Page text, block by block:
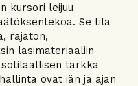
kursori leijuu
Se tila
rajaton,
lasimateriaaliin
tarkka
ovat iän ja ajan